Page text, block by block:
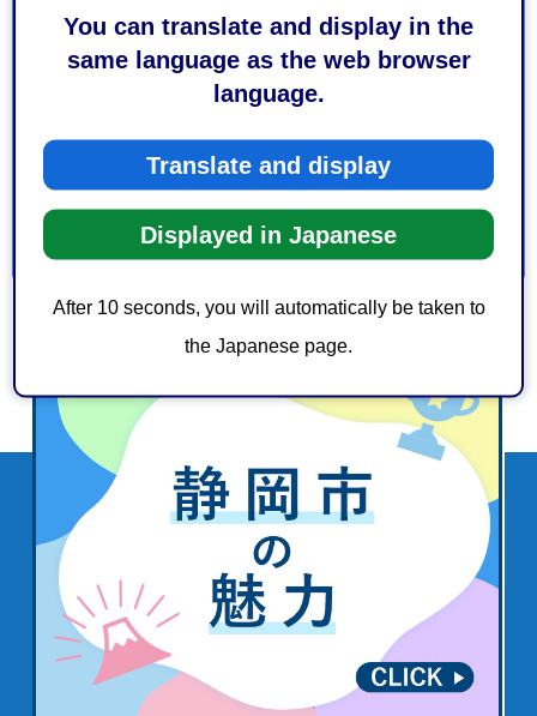
You can translate and display in the
same language as the web browser
language.
Translate and display
Displayed in Japanese
After 10 seconds, you will automatically be taken to
the Japanese page.
1：役に立った
2：ふつう
3：役に立たなかった
このページの情報は見つけやすかったですか？
3：見つけにくかった